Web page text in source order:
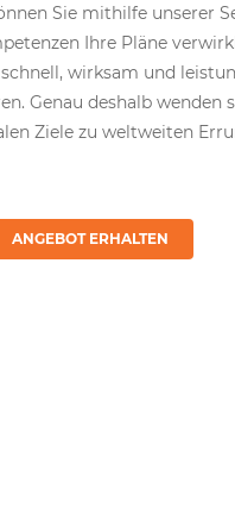
Sie mithilfe unserer
Ihre Pläne
wirksam und
Genau deshalb
Ziele zu weltweiten
ANGEBOT ERHALTEN